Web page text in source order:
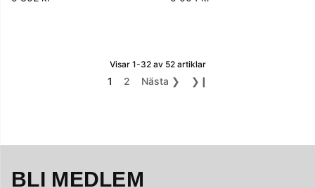
Visar 1-32av 52artiklar
1 2 Nästa ❯ ❯❙
BLI MEDLEM